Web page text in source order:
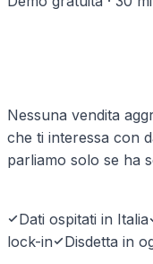
Nessuna vendita
che ti interessa con
parliamo solo se ha
Dati ospitati in Italia
lock-in
Disdetta in